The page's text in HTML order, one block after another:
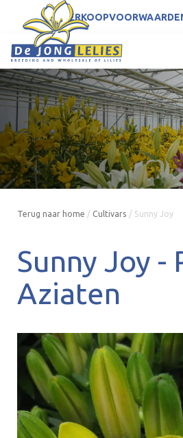
NL
Terug naar home / Cultivars / Sunny Joy
Sunny Joy -
Aziaten